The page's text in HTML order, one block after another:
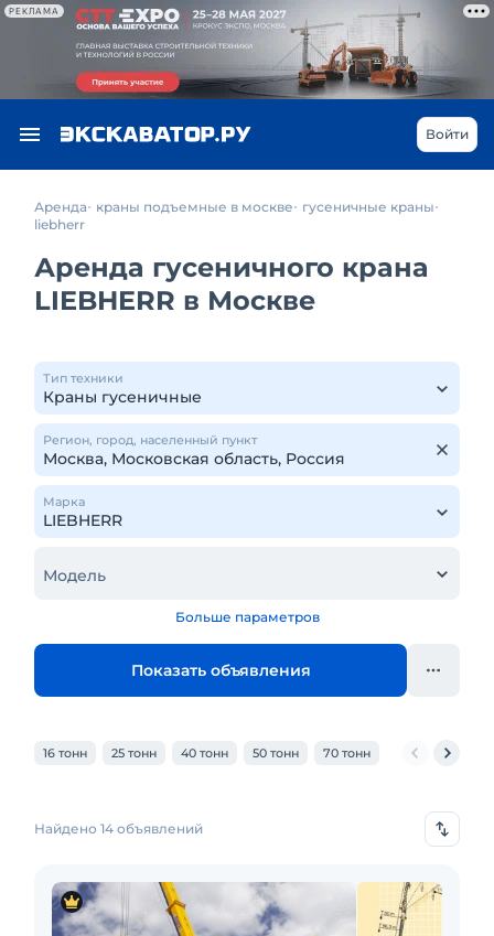
РЕКЛАМА
Войти
Аренда краны подъемные в москве
гусеничные краны
liebherr
Аренда гусеничного крана
LIEBHERR в Москве
Тип техники
Регион, город, населенный пункт
Марка
Модель
Больше параметров
Показать объявления
16 тонн 25 тонн 40 тонн 50 тонн 70 тонн 80 тонн
Найдено 14 объявлений